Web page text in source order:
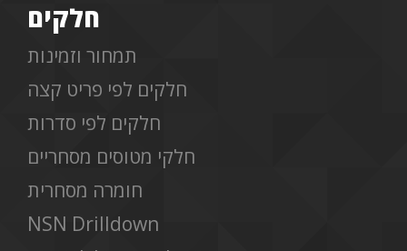
חלקים
תמחור וזמינות
חלקים לפי פריט קצה
חלקים לפי סדרות
חלקי מטוסים מסחריים
חומרה מסחרית
NSN Drilldown